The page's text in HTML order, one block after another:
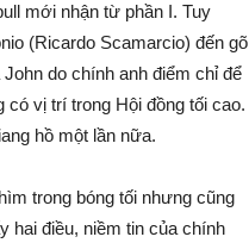
mới nhận từ phần I. Tuy
(Ricardo Scamarcio) đến gõ
do chính anh điểm chỉ để
có vị trí trong Hội đồng tối cao.
hồ một lần nữa.
trong bóng tối nhưng cũng
hai điều, niềm tin của chính